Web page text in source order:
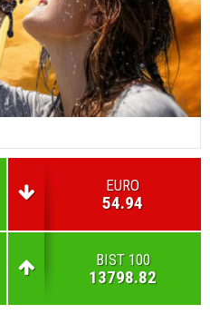
EURO
54.94
BIST 100
13798.82